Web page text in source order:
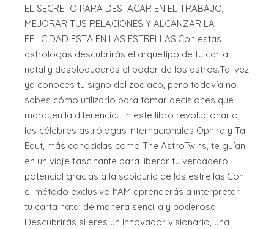
EL SECRETO PARA DESTACAR EN EL TRABAJO,
MEJORAR TUS RELACIONES Y ALCANZAR LA
FELICIDAD ESTÁ EN LAS ESTRELLAS.Con estas
astrólogas descubrirás el arquetipo de tu carta
natal y desbloquearás el poder de los astros.Tal vez
ya conoces tu signo del zodiaco, pero todavía no
sabes cómo utilizarlo para tomar decisiones que
marquen la diferencia. En este libro revolucionario,
las célebres astrólogas internacionales Ophira y Tali
Edut, más conocidas como The AstroTwins, te guían
en un viaje fascinante para liberar tu verdadero
potencial gracias a la sabiduría de las estrellas.Con
el método exclusivo I*AM aprenderás a interpretar
tu carta natal de manera sencilla y poderosa.
Descubrirás si eres un Innovador visionario, una